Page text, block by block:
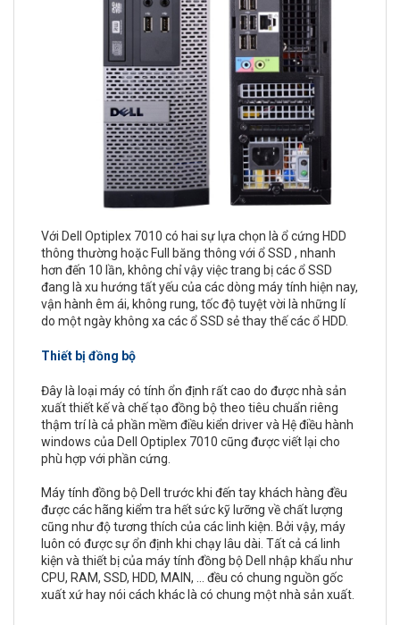
Với Dell Optiplex 7010 có hai sự lựa chọn là ổ cứng HDD
thông thường hoặc Full băng thông với ổ SSD , nhanh
hơn đến 10 lần, không chỉ vậy việc trang bị các ổ SSD
đang là xu hướng tất yếu của các dòng máy tính hiện nay,
vận hành êm ái, không rung, tốc độ tuyệt vời là những lí
do một ngày không xa các ổ SSD sẻ thay thế các ổ HDD.
Thiết bị đồng bộ
Đây là loại máy có tính ổn định rất cao do được nhà sản
xuất thiết kế và chế tạo đồng bộ theo tiêu chuẩn riêng
thậm trí là cả phần mềm điều kiển driver và Hệ điều hành
windows của Dell Optiplex 7010 cũng được viết lại cho
phù hợp với phần cứng.
Máy tính đồng bộ Dell trước khi đến tay khách hàng đều
được các hãng kiểm tra hết sức kỹ lưỡng về chất lượng
cũng như độ tương thích của các linh kiện. Bởi vậy, máy
luôn có được sự ổn định khi chạy lâu dài. Tất cả cá linh
kiện và thiết bị của máy tính đồng bộ Dell nhập khẩu như
CPU, RAM, SSD, HDD, MAIN, ... đều có chung nguồn gốc
xuất xứ hay nói cách khác là có chung một nhà sản xuất.